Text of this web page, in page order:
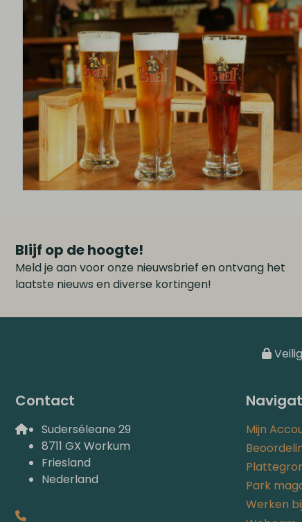
Blijf op de hoogte!
Meld je aan voor onze nieuwsbrief en ontvang het
laatste nieuws en diverse kortingen!
Contact
Suderséleane 29
8711 GX Workum
Friesland
Nederland
Mijn
Park
Werken bij